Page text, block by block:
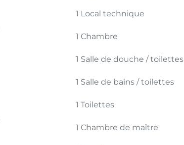
1 Local technique
1 Chambre
1 Salle de douche / toilettes
1 Salle de bains / toilettes
1 Toilettes
1 Chambre de maître